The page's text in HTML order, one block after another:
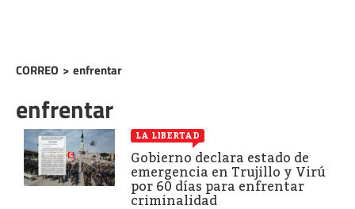
CORREO > enfrentar
enfrentar
LA LIBERTAD
Gobierno declara estado de
emergencia en Trujillo y Virú
por 60 días para enfrentar
criminalidad